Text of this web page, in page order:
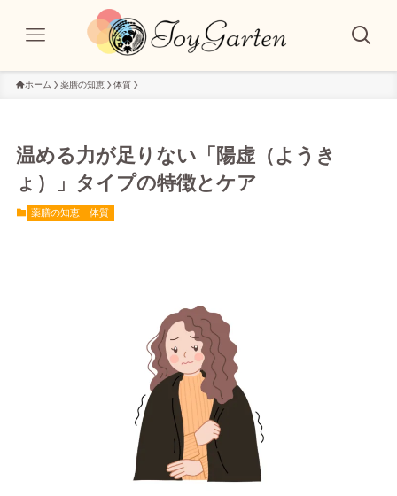
ホーム 薬膳の知恵 体質
温める力が足りない「陽虚（ようき
ょ）」タイプの特徴とケア
薬膳の知恵 体質